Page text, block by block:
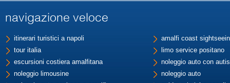
navigazione veloce
itinerari turistici a napoli
tour italia
escursioni costiera amalfitana
noleggio limousine
amalfi coast
limo service positano
noleggio auto con
noleggio auto